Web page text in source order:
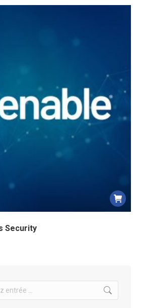
Security